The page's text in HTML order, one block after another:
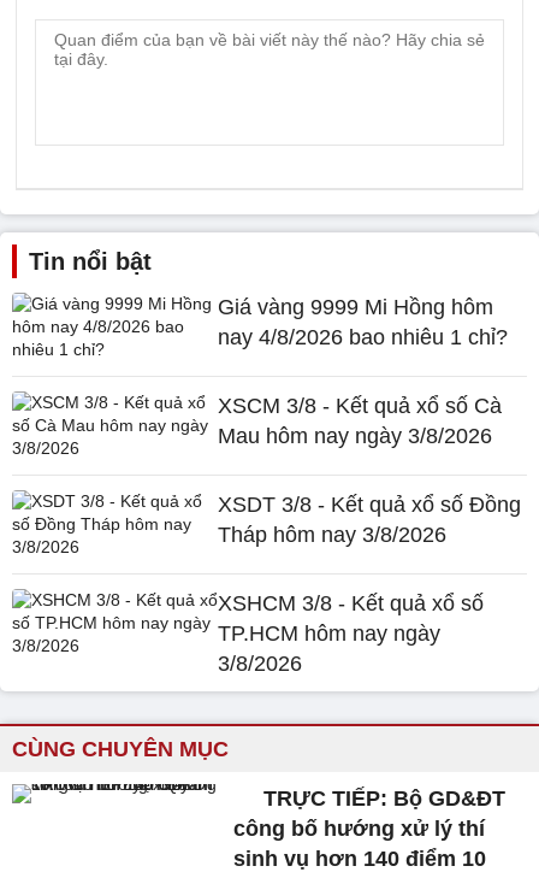
Tin nổi bật
Giá vàng 9999 Mi Hồng hôm
nay 4/8/2026 bao nhiêu 1 chỉ?
XSCM 3/8 - Kết quả xổ số Cà
Mau hôm nay ngày 3/8/2026
XSDT 3/8 - Kết quả xổ số Đồng
Tháp hôm nay 3/8/2026
XSHCM 3/8 - Kết quả xổ số
TP.HCM hôm nay ngày
3/8/2026
CÙNG CHUYÊN MỤC
TRỰC TIẾP: Bộ GD&ĐT
công bố hướng xử lý thí
sinh vụ hơn 140 điểm 10